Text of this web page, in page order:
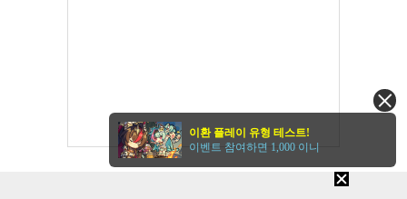
이환 플레이 유형 테스트!
이벤트 참여하면 1,000 이니